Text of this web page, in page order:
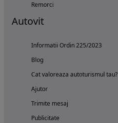
Remorci
Autovit
Informatii Ordin 225/2023
Blog
Cat valoreaza autoturismul tau?
Ajutor
Trimite mesaj
Publicitate